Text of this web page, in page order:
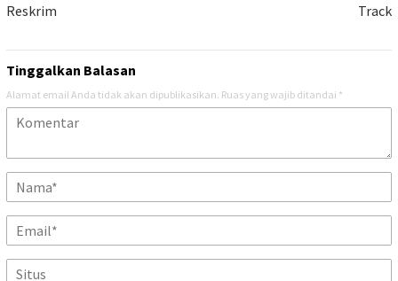
Reskrim
Track
Tinggalkan Balasan
Alamat email Anda tidak akan dipublikasikan. Ruas yang wajib ditandai *